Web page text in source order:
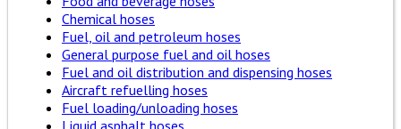
Chemical hoses
Fuel, oil and petroleum hoses
General purpose fuel and oil hoses
Fuel and oil distribution and dispensing hoses
Aircraft refuelling hoses
Fuel loading/unloading hoses
Liquid asphalt hoses